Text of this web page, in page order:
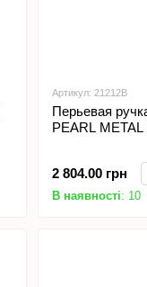
Артикул: 21212B
Перьевая
PEARL
2 804.00 грн
В наявності: 10